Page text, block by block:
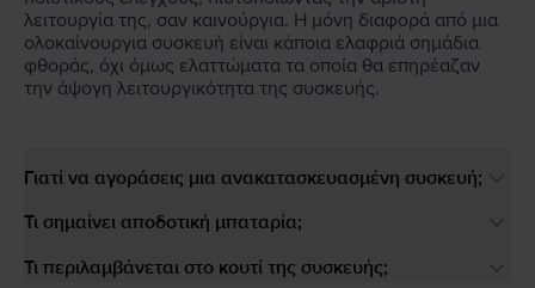
λειτουργία της, σαν καινούργια. Η μόνη διαφορά από μια
ολοκαίνουργια συσκευή είναι κάποια ελαφριά σημάδια
φθοράς, όχι όμως ελαττώματα τα οποία θα επηρέαζαν
την άψογη λειτουργικότητα της συσκευής.
Γιατί να αγοράσεις μια ανακατασκευασμένη συσκευή;
Τι σημαίνει αποδοτική μπαταρία;
Τι περιλαμβάνεται στο κουτί της συσκευής;